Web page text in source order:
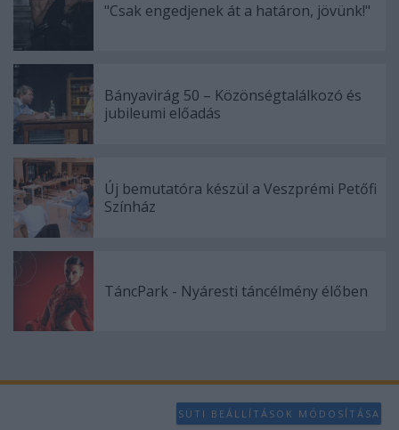
"Csak engedjenek át a határon, jövünk!"
Bányavirág 50 – Közönségtalálkozó és
jubileumi előadás
Új bemutatóra készül a Veszprémi Petőfi
Színház
TáncPark - Nyáresti táncélmény élőben
SÜTI BEÁLLÍTÁSOK MÓDOSÍTÁSA